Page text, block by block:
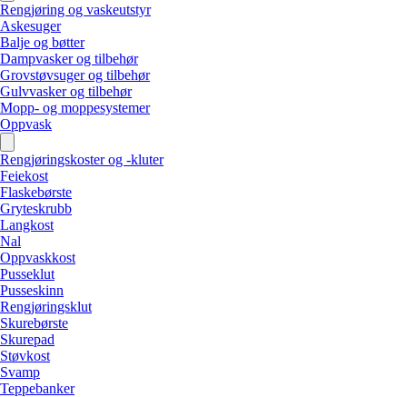
Rengjøring og vaskeutstyr
Askesuger
Balje og bøtter
Dampvasker og tilbehør
Grovstøvsuger og tilbehør
Gulvvasker og tilbehør
Mopp- og moppesystemer
Oppvask
Rengjøringskoster og -kluter
Feiekost
Flaskebørste
Gryteskrubb
Langkost
Nal
Oppvaskkost
Pusseklut
Pusseskinn
Rengjøringsklut
Skurebørste
Skurepad
Støvkost
Svamp
Teppebanker